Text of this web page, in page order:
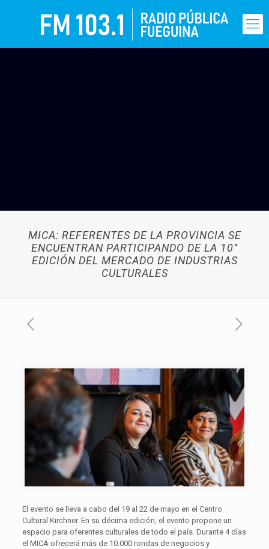
MICA: REFERENTES DE LA PROVINCIA SE
ENCUENTRAN PARTICIPANDO DE LA 10°
EDICIÓN DEL MERCADO DE INDUSTRIAS
CULTURALES
El evento se lleva a cabo del 19 al 22 de mayo en el Centro
Cultural Kirchner. En su décima edición, el evento propone un
espacio para oferentes culturales de todo el país. Durante 4 días
el MICA ofrecerá más de 10.000 rondas de negocios y